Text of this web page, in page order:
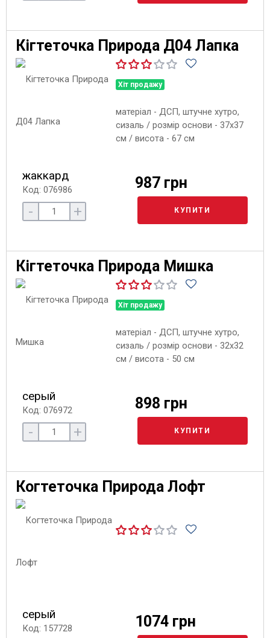
Кігтеточка Природа Д04 Лапка
Хіт продажу
матеріал - ДСП, штучне хутро,
сизаль / розмір основи - 37х37
см / висота - 67 см
жаккард
Код: 076986 987 грн
- + КУПИТИ
Кігтеточка Природа Мишка
Хіт продажу
матеріал - ДСП, штучне хутро,
сизаль / розмір основи - 32х32
см / висота - 50 см
серый
Код: 076972 898 грн
- + КУПИТИ
Когтеточка Природа Лофт
серый
Код: 157728 1074 грн